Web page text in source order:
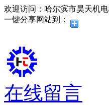
欢迎访问：哈尔滨市昊天机
一键分享网站到：
在线留言